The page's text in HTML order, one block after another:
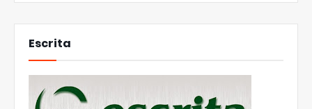
Escrita